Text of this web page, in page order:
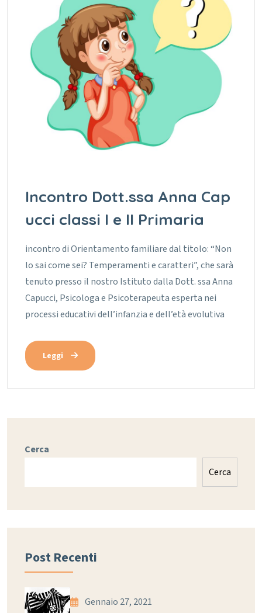
Incontro Dott.ssa Anna Cap
ucci classi I e II Primaria
incontro di Orientamento familiare dal titolo: “Non
lo sai come sei? Temperamenti e caratteri”, che sarà
tenuto presso il nostro Istituto dalla Dott. ssa Anna
Capucci, Psicologa e Psicoterapeuta esperta nei
processi educativi dell’infanzia e dell’età evolutiva
Leggi
Cerca
Cerca
Post Recenti
Gennaio 27, 2021